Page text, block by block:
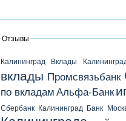
Отзывы
Калининград Вклады
вклады Промсвязьбанк
по вкладам Альфа-Банк
Сбербанк Калининград Банк